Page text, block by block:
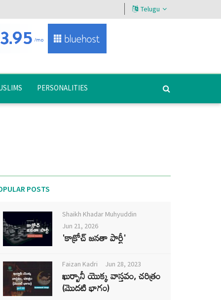
Telugu
PERSONALITIES
POSTS
Shaikh Khadar Muhyuddin
Jun 21, 2026
'కాక్రోచ్ జనతా పార్టీ'
Faizan Kadri Jun 28, 2023
ఖుర్బానీ యొక్క వాస్తవం, చరిత్రం
(మొదటి భాగం)